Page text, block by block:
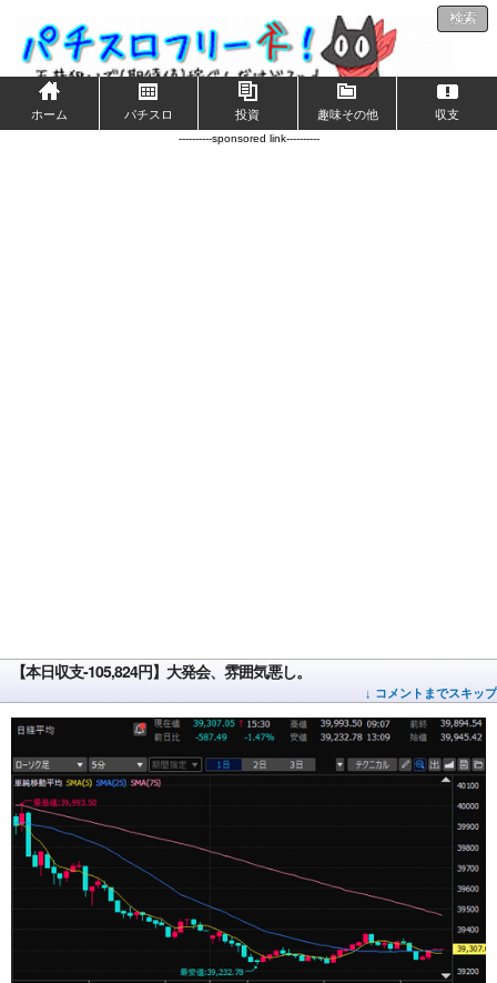
検索
ホーム パチスロ 投資 趣味その他 収支
----------sponsored link----------
【本日収支-105,824円】大発会、雰囲気悪し。
↓ コメントまでスキップ